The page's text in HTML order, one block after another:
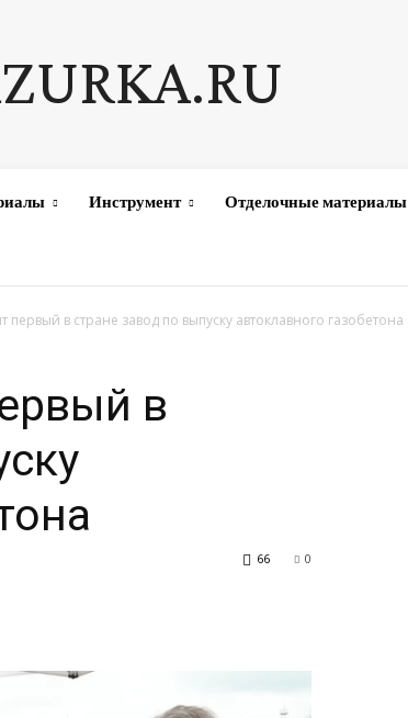
Инструмент Отделочные материалы
в стране завод по выпуску автоклавного газобетона
в
0
66